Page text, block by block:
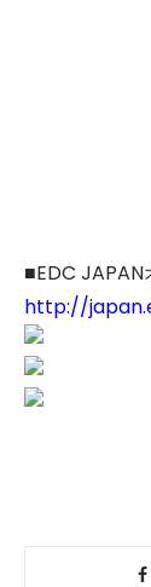
■EDC JAPAN
http://